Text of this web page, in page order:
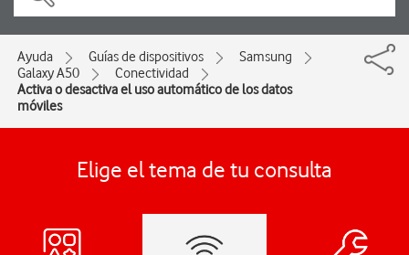
Ayuda Guías de dispositivos
Samsung
Galaxy A50
Conectividad
Activa o desactiva el uso automático de los datos
móviles
Elige el tema de tu consulta